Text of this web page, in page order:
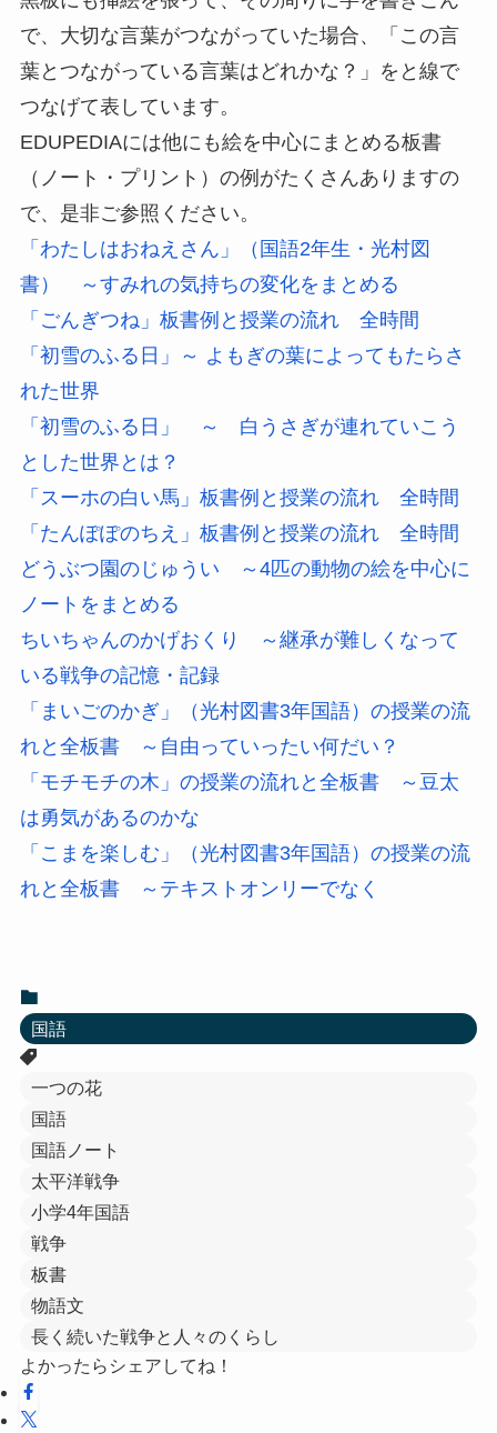
で、大切な言葉がつながっていた場合、「この言
葉とつながっている言葉はどれかな？」をと線で
つなげて表しています。
EDUPEDIAには他にも絵を中心にまとめる板書
（ノート・プリント）の例がたくさんありますの
で、是非ご参照ください。
「わたしはおねえさん」（国語2年生・光村図
書） ～すみれの気持ちの変化をまとめる
「ごんぎつね」板書例と授業の流れ 全時間
「初雪のふる日」～ よもぎの葉によってもたらさ
れた世界
「初雪のふる日」 ～ 白うさぎが連れていこう
とした世界とは？
「スーホの白い馬」板書例と授業の流れ 全時間
「たんぽぽのちえ」板書例と授業の流れ 全時間
どうぶつ園のじゅうい ～4匹の動物の絵を中心に
ノートをまとめる
ちいちゃんのかげおくり ～継承が難しくなって
いる戦争の記憶・記録
「まいごのかぎ」（光村図書3年国語）の授業の流
れと全板書 ～自由っていったい何だい？
「モチモチの木」の授業の流れと全板書 ～豆太
は勇気があるのかな
「こまを楽しむ」（光村図書3年国語）の授業の流
れと全板書 ～テキストオンリーでなく
国語
一つの花
国語
国語ノート
太平洋戦争
小学4年国語
戦争
板書
物語文
長く続いた戦争と人々のくらし
よかったらシェアしてね！